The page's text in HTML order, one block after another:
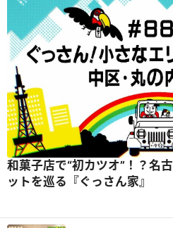
和菓子店で“初カツオ”！？名
ットを巡る『ぐっさん家』